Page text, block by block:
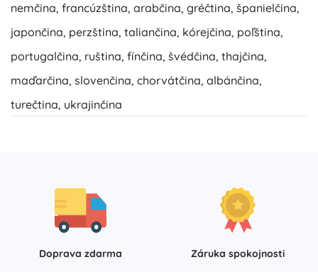
nemčina, francúzština, arabčina, gréčtina, španielčina,
japončina, perzština, taliančina, kórejčina, poľština,
portugalčina, ruština, fínčina, švédčina, thajčina,
maďarčina, slovenčina, chorvátčina, albánčina,
turečtina, ukrajinčina
Doprava zdarma
Záruka spokojnosti